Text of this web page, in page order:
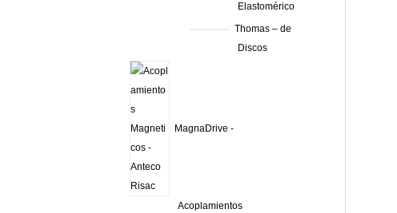
Elastomérico
Thomas – de
Discos
MagnaDrive -
Acoplamientos